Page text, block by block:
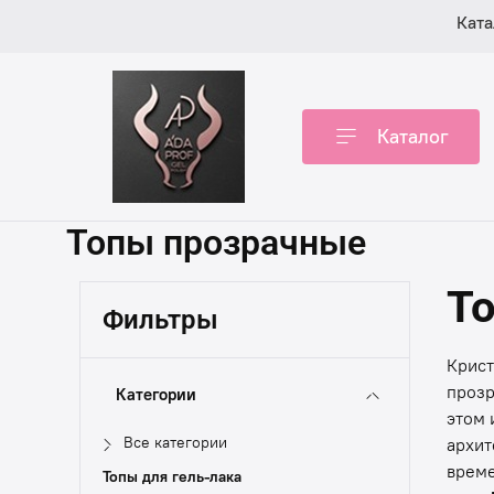
Каталог
Топы прозрачные
этом
Фильтры
Категории
Все категории
Топы для гель-лака